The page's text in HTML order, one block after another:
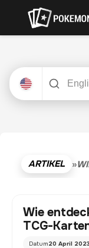
ARTIKEL »
Wie
TCG-
Datum20 April